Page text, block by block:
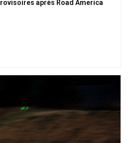
après Road America